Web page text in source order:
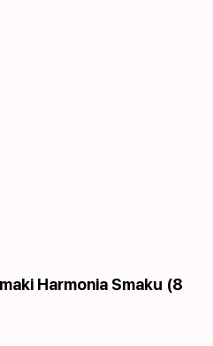
Harmonia Smaku (8